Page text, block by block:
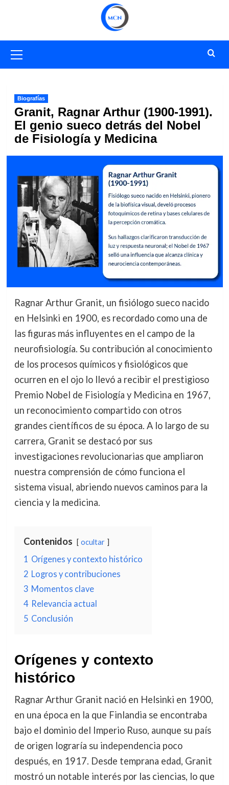
primario
Biografías
Granit, Ragnar Arthur (1900-1991).
El genio sueco detrás del Nobel
de Fisiología y Medicina
Ragnar Arthur Granit, un fisiólogo sueco nacido
en Helsinki en 1900, es recordado como una de
las figuras más influyentes en el campo de la
neurofisiología. Su contribución al conocimiento
de los procesos químicos y fisiológicos que
ocurren en el ojo lo llevó a recibir el prestigioso
Premio Nobel de Fisiología y Medicina en 1967,
un reconocimiento compartido con otros
grandes científicos de su época. A lo largo de su
carrera, Granit se destacó por sus
investigaciones revolucionarias que ampliaron
nuestra comprensión de cómo funciona el
sistema visual, abriendo nuevos caminos para la
ciencia y la medicina.
Contenidos ocultar
1 Orígenes y contexto histórico
2 Logros y contribuciones
3 Momentos clave
4 Relevancia actual
5 Conclusión
Orígenes y contexto
histórico
Ragnar Arthur Granit nació en Helsinki en 1900,
en una época en la que Finlandia se encontraba
bajo el dominio del Imperio Ruso, aunque su país
de origen lograría su independencia poco
después, en 1917. Desde temprana edad, Granit
mostró un notable interés por las ciencias, lo que